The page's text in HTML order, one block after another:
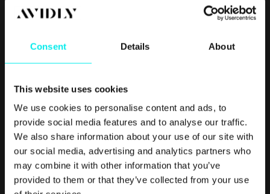
Consent Details About
This website uses cookies
We use cookies to personalise content and ads, to
provide social media features and to analyse our traffic.
We also share information about your use of our site with
our social media, advertising and analytics partners who
may combine it with other information that you’ve
provided to them or that they’ve collected from your use
Ved å hele tiden helle på vann i toppen av en trakt, passer en
på at hjulet under holdes i gang. Det gir et bilde av at trakten
i toppen faktisk fører leads ned til hjulet, som ved hjelp av
sentrifugerings-kraften holder seg i gang. Kunsten består
derfra i å ikke miste for mange, slik at hjulet kan holde seg i
rotasjon lenger.